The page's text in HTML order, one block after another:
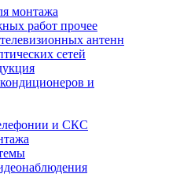
монтажа
работ прочее
антенн
сетей
и
и СКС